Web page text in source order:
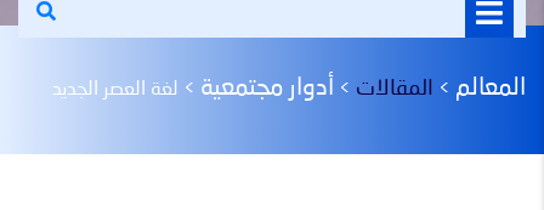
المعالم > المقالات > أدوار مجتمعية > لغة العصر الجديد